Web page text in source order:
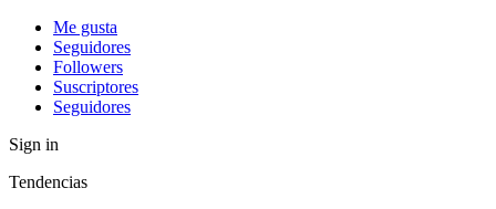
Me gusta
Seguidores
Followers
Suscriptores
Seguidores
Sign in
Tendencias